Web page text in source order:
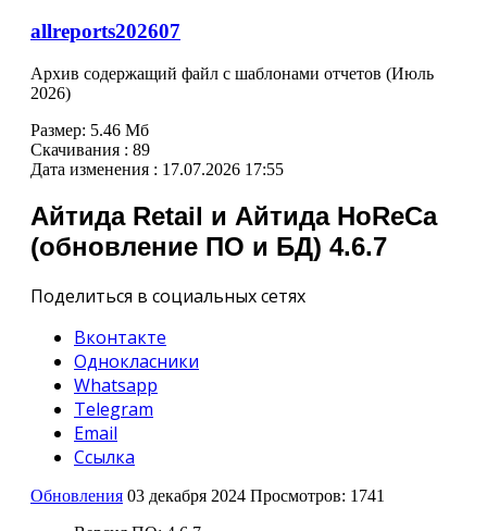
allreports202607
Архив содержащий файл с шаблонами отчетов (Июль
2026)
Размер: 5.46 Мб
Скачивания : 89
Дата изменения : 17.07.2026 17:55
Айтида Retail и Айтида HoReCa
(обновление ПО и БД) 4.6.7
Поделиться в социальных сетях
Вконтакте
Однокласники
Whatsapp
Telegram
Email
Ссылка
Обновления 03 декабря 2024 Просмотров: 1741